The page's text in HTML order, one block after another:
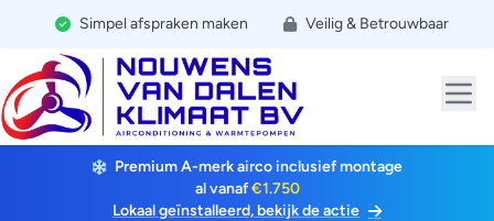
Simpel afspraken maken Veilig & Betrouwbaar
Premium A-merk airco inclusief montage
al vanaf€1.750
Lokaal geïnstalleerd, bekijk de actie